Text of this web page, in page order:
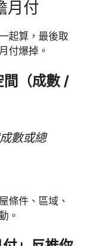
月付
起算，最後取
付爆掉。
間（成數 /
數或總
條件、區域、
。